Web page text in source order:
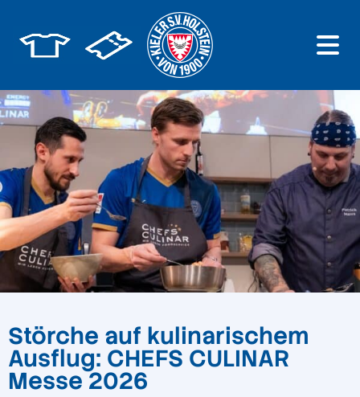
Störche auf kulinarischem
Ausflug: CHEFS CULINAR
Messe 2026